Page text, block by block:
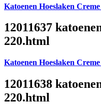
Katoenen Hoeslaken
12011637
220.html
Katoenen Hoeslaken
12011638
220.html